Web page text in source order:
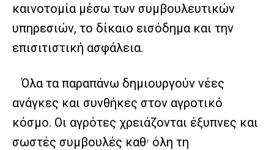
καινοτομία μέσω των συμβουλευτικών
υπηρεσιών, το δίκαιο εισόδημα και την
επισιτιστική ασφάλεια.
Όλα τα παραπάνω δημιουργούν νέες
ανάγκες και συνθήκες στον αγροτικό
κόσμο. Οι αγρότες χρειάζονται έξυπνες και
σωστές συμβουλές καθ׳ όλη τη